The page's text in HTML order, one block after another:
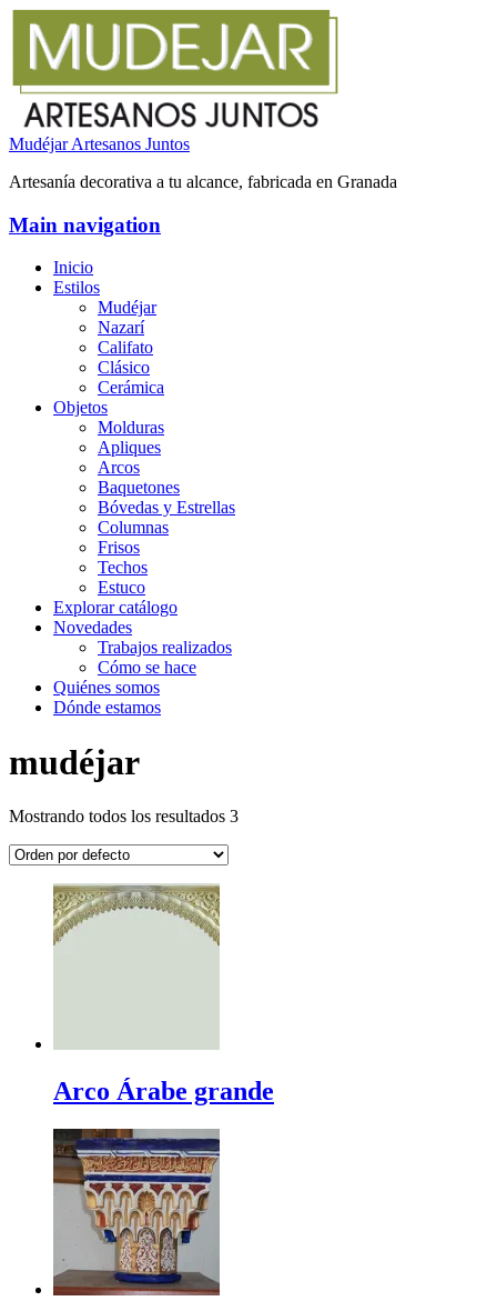
Mudéjar Artesanos Juntos
Artesanía decorativa a tu alcance, fabricada en Granada
Main navigation
Inicio
Estilos
Mudéjar
Nazarí
Califato
Clásico
Cerámica
Objetos
Molduras
Apliques
Arcos
Baquetones
Bóvedas y Estrellas
Columnas
Frisos
Techos
Estuco
Explorar catálogo
Novedades
Trabajos realizados
Cómo se hace
Quiénes somos
Dónde estamos
mudéjar
Mostrando todos los resultados 3
Arco Árabe grande